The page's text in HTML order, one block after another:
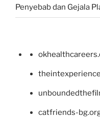
Penyebab dan Gejala
catfriends-